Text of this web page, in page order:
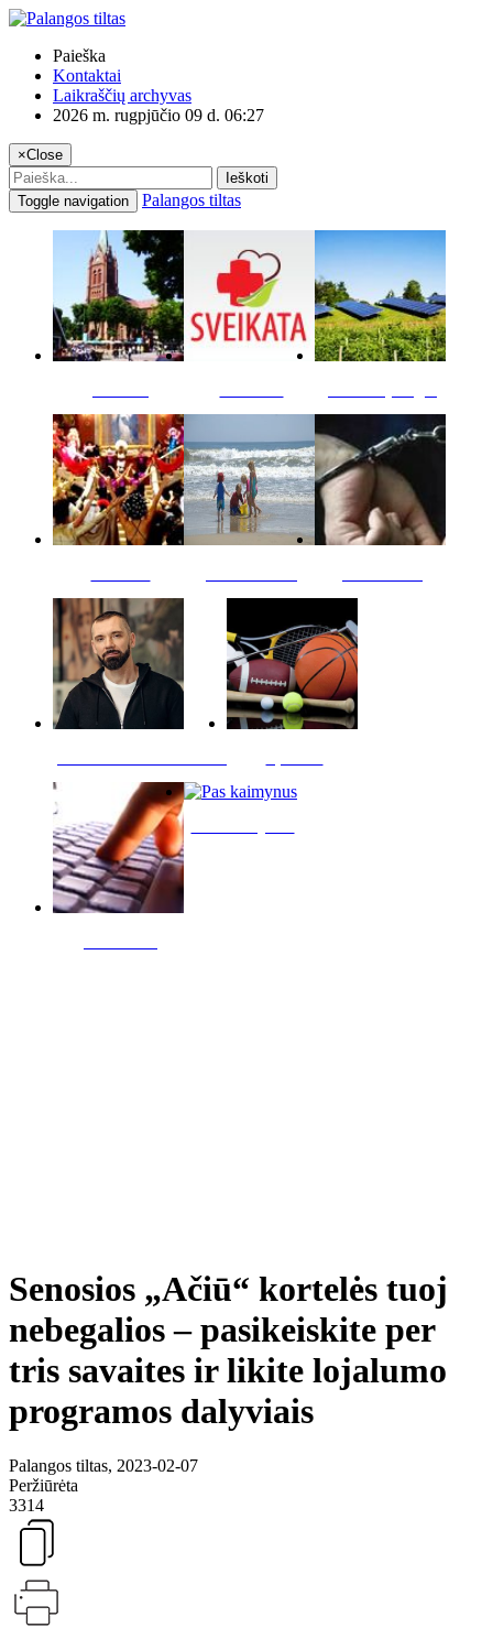
Paieška
Kontaktai
Laikraščių archyvas
2026 m. rugpjūčio 09 d. 06:27
×Close
Ieškoti
Toggle navigation
Palangos tiltas
Senosios „Ačiū“ kortelės tuoj
nebegalios – pasikeiskite per
tris savaites ir likite lojalumo
programos dalyviais
Palangos tiltas, 2023-02-07
Peržiūrėta
3314